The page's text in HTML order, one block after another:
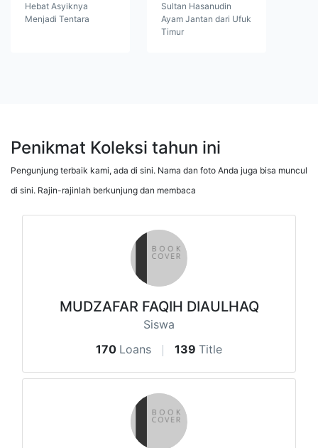
Hebat Asyiknya
Menjadi Tentara
Sultan Hasanudin
Ayam Jantan dari Ufuk
Timur
Penikmat Koleksi tahun ini
Pengunjung terbaik kami, ada di sini. Nama dan foto Anda juga bisa muncul
di sini. Rajin-rajinlah berkunjung dan membaca
MUDZAFAR FAQIH DIAULHAQ
Siswa
170 Loans 139 Title